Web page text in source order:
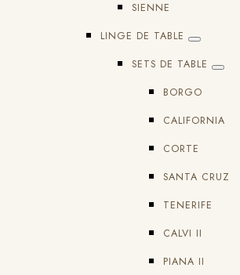
SIENNE
LINGE DE TABLE
SETS DE TABLE
BORGO
CALIFORNIA
CORTE
SANTA CRUZ
TENERIFE
CALVI II
PIANA II